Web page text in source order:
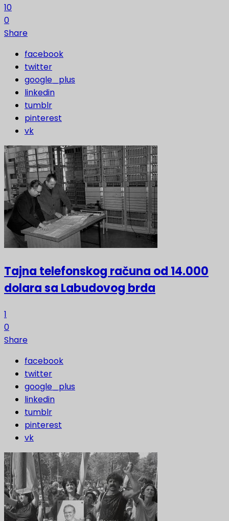
10
0
Share
facebook
twitter
google_plus
linkedin
tumblr
pinterest
vk
Tajna telefonskog računa od 14.000
dolara sa Labudovog brda
1
0
Share
facebook
twitter
google_plus
linkedin
tumblr
pinterest
vk